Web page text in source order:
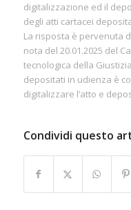
digitalizzazione ed il
degli atti cartacei
La risposta è pervenuta
nota del 20.01.2025 del
tecnologica della
depositati in udienza è
digitalizzare l’atto e
Condividi questo